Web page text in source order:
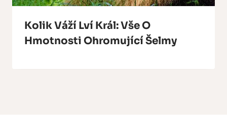
Kolik Váží Lví Král: Vše O
Hmotnosti Ohromující Šelmy